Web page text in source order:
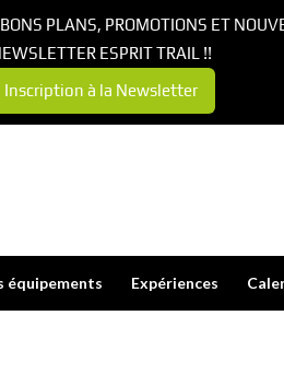
équipements Expériences
PLANS, PROMOTIONS ET
ESPRIT TRAIL !!
Inscription à la Newsletter